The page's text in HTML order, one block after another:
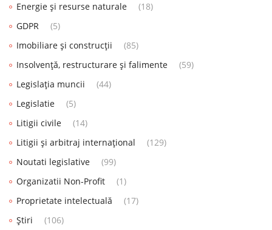
Energie și resurse naturale
(18)
GDPR
(5)
Imobiliare și construcții
(85)
Insolvență, restructurare și falimente
(59)
Legislația muncii
(44)
Legislatie
(5)
Litigii civile
(14)
Litigii și arbitraj internațional
(129)
Noutati legislative
(99)
Organizatii Non-Profit
(1)
Proprietate intelectuală
(17)
Știri
(106)